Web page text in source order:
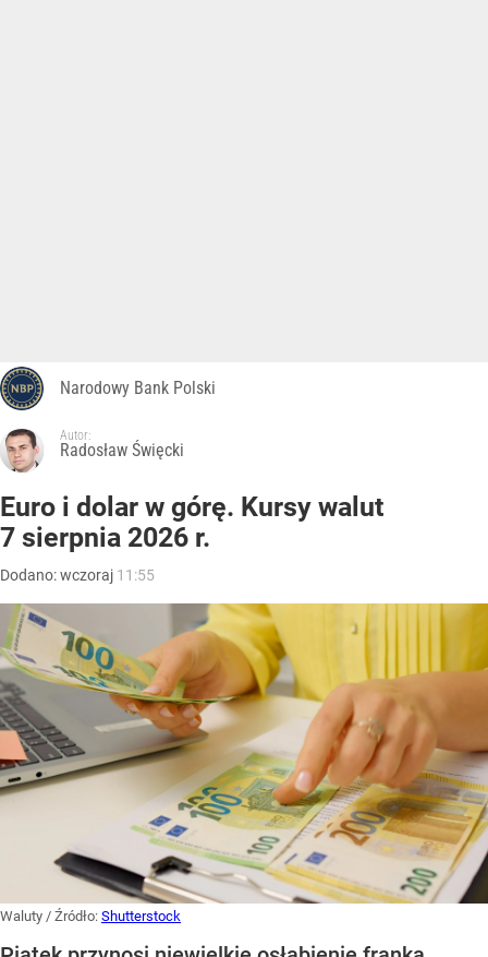
Narodowy Bank Polski
Autor:
Radosław Święcki
Euro i dolar w górę. Kursy walut
7 sierpnia 2026 r.
Dodano:wczoraj 11:55
Waluty / Źródło: Shutterstock